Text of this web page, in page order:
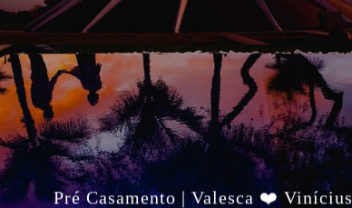
Pré Casamento | Valesca ❤️ Vinícius